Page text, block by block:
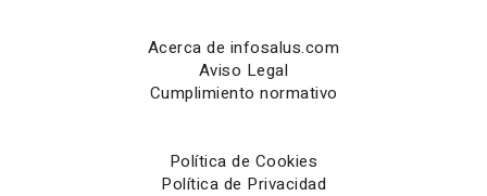
Acerca de infosalus.com
Aviso Legal
Cumplimiento normativo
Política de Cookies
Política de Privacidad